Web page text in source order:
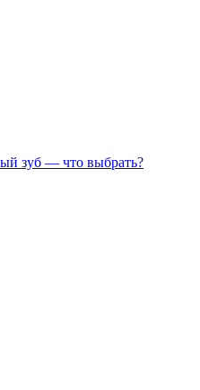
зуб — что выбрать?